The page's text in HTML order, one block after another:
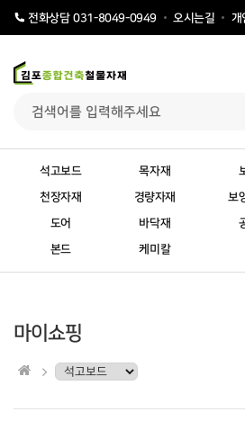
전화상담 031-8049-0949 오시는길 개
석고보드 목자재
천장자재 경량자재 보
도어 바닥재
본드 케미칼
마이쇼핑